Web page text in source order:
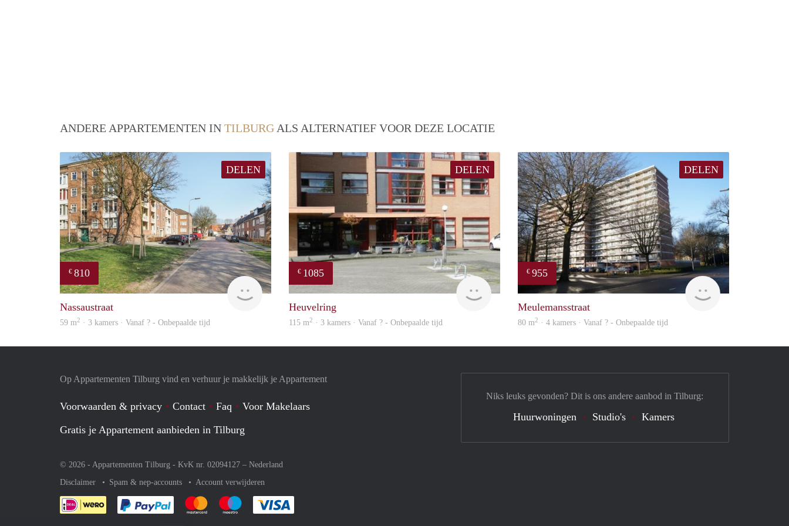
ANDERE APPARTEMENTEN IN TILBURG ALS ALTERNATIEF VOOR DEZE LOCATIE
DELEN
€ 810
Woning
Nassaustraat
59 m2 · 3 kamers · Vanaf ? - Onbepaalde tijd
DELEN
€ 1085
finder
Heuvelring
115 m2 · 3 kamers · Vanaf ? - Onbepaalde tijd
DELEN
€ 955
finder
Meulemansstraat
80 m2 · 4 kamers · Vanaf ? - Onbepaalde tijd
Op Appartementen Tilburg vind en verhuur je makkelijk je Appartement
Voorwaarden & privacy Contact Faq
Voor Makelaars
Gratis je Appartement aanbieden in Tilburg
© 2026 - Appartementen Tilburg - KvK nr. 02094127 – Nederland
Disclaimer
Spam & nep-accounts Account verwijderen
Je rekent gemakkelijk af met Paypal
Je rekent gemakkelijk af met Mastercard
Je rekent gemakkelijk af met Meastro
Niks leuks gevonden? Dit is ons andere aanbod in Tilburg:
Huurwoningen Studio's Kamers